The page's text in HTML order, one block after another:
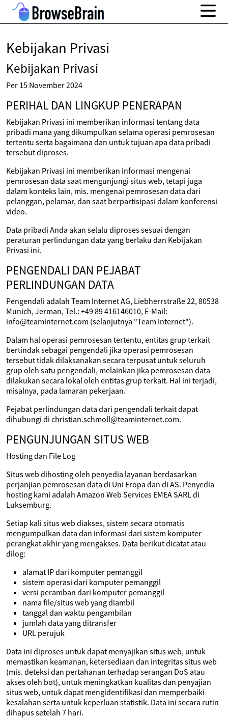
Kebijakan Privasi
Kebijakan Privasi
Per 15 November 2024
PERIHAL DAN LINGKUP PENERAPAN
Kebijakan Privasi ini memberikan informasi tentang data
pribadi mana yang dikumpulkan selama operasi pemrosesan
tertentu serta bagaimana dan untuk tujuan apa data pribadi
tersebut diproses.
Kebijakan Privasi ini memberikan informasi mengenai
pemrosesan data saat mengunjungi situs web, tetapi juga
dalam konteks lain, mis. mengenai pemrosesan data dari
pelanggan, pelamar, dan saat berpartisipasi dalam konferensi
video.
Data pribadi Anda akan selalu diproses sesuai dengan
peraturan perlindungan data yang berlaku dan Kebijakan
Privasi ini.
PENGENDALI DAN PEJABAT
PERLINDUNGAN DATA
Pengendali adalah Team Internet AG, Liebherrstraße 22, 80538
Munich, Jerman, Tel.: +49 89 416146010, E-Mail:
info@teaminternet.com (selanjutnya "Team Internet").
Dalam hal operasi pemrosesan tertentu, entitas grup terkait
bertindak sebagai pengendali jika operasi pemrosesan
tersebut tidak dilaksanakan secara terpusat untuk seluruh
grup oleh satu pengendali, melainkan jika pemrosesan data
dilakukan secara lokal oleh entitas grup terkait. Hal ini terjadi,
misalnya, pada lamaran pekerjaan.
Pejabat perlindungan data dari pengendali terkait dapat
dihubungi di christian.schmoll@teaminternet.com.
PENGUNJUNGAN SITUS WEB
Hosting dan File Log
Situs web dihosting oleh penyedia layanan berdasarkan
perjanjian pemrosesan data di Uni Eropa dan di AS. Penyedia
hosting kami adalah Amazon Web Services EMEA SARL di
Luksemburg.
Setiap kali situs web diakses, sistem secara otomatis
mengumpulkan data dan informasi dari sistem komputer
perangkat akhir yang mengakses. Data berikut dicatat atau
dilog:
alamat IP dari komputer pemanggil
sistem operasi dari komputer pemanggil
versi peramban dari komputer pemanggil
nama file/situs web yang diambil
tanggal dan waktu pengambilan
jumlah data yang ditransfer
URL perujuk
Data ini diproses untuk dapat menyajikan situs web, untuk
memastikan keamanan, ketersediaan dan integritas situs web
(mis. deteksi dan pertahanan terhadap serangan DoS atau
akses oleh bot), untuk meningkatkan kualitas dan penyajian
situs web, untuk dapat mengidentifikasi dan memperbaiki
kesalahan serta untuk keperluan statistik. Data ini secara rutin
dihapus setelah 7 hari.